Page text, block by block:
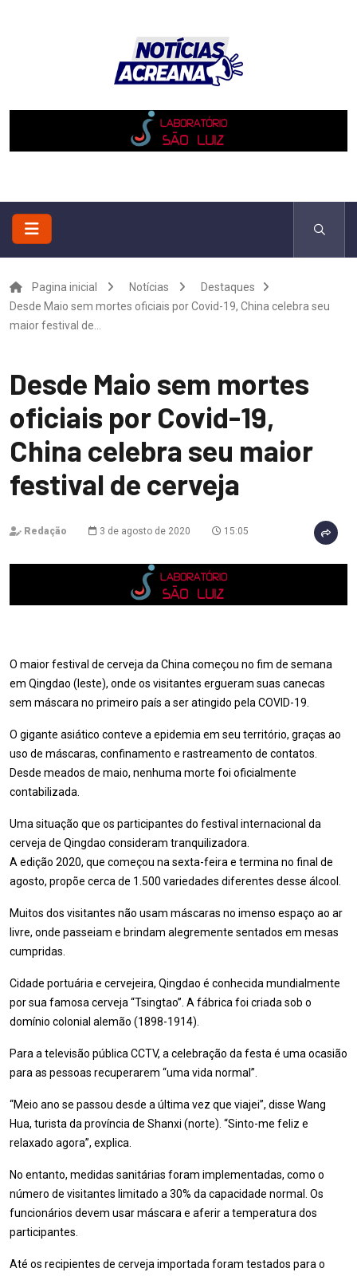
Pagina inicial Notícias
Destaques
Desde Maio sem mortes oficiais por Covid-19, China celebra seu
maior festival de...
Desde Maio sem mortes
oficiais por Covid-19,
China celebra seu maior
festival de cerveja
Redação 3 de agosto de 2020 15:05
O maior festival de cerveja da China começou no fim de semana
em Qingdao (leste), onde os visitantes ergueram suas canecas
sem máscara no primeiro país a ser atingido pela COVID-19.
O gigante asiático conteve a epidemia em seu território, graças ao
uso de máscaras, confinamento e rastreamento de contatos.
Desde meados de maio, nenhuma morte foi oficialmente
contabilizada.
Uma situação que os participantes do festival internacional da
cerveja de Qingdao consideram tranquilizadora.
A edição 2020, que começou na sexta-feira e termina no final de
agosto, propõe cerca de 1.500 variedades diferentes desse álcool.
Muitos dos visitantes não usam máscaras no imenso espaço ao ar
livre, onde passeiam e brindam alegremente sentados em mesas
cumpridas.
Cidade portuária e cervejeira, Qingdao é conhecida mundialmente
por sua famosa cerveja “Tsingtao”. A fábrica foi criada sob o
domínio colonial alemão (1898-1914).
Para a televisão pública CCTV, a celebração da festa é uma ocasião
para as pessoas recuperarem “uma vida normal”.
“Meio ano se passou desde a última vez que viajei”, disse Wang
Hua, turista da província de Shanxi (norte). “Sinto-me feliz e
relaxado agora”, explica.
No entanto, medidas sanitárias foram implementadas, como o
número de visitantes limitado a 30% da capacidade normal. Os
funcionários devem usar máscara e aferir a temperatura dos
participantes.
Até os recipientes de cerveja importada foram testados para o